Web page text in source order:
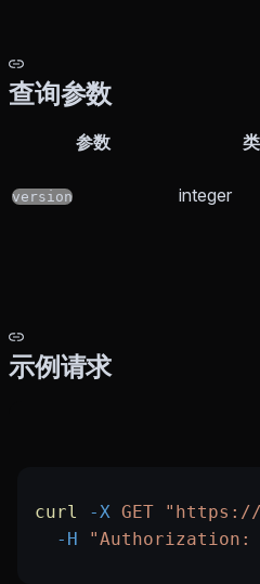
查询参数
参数
version integer
示例请求
curl -X GET "https://
  -H
"Authorization: